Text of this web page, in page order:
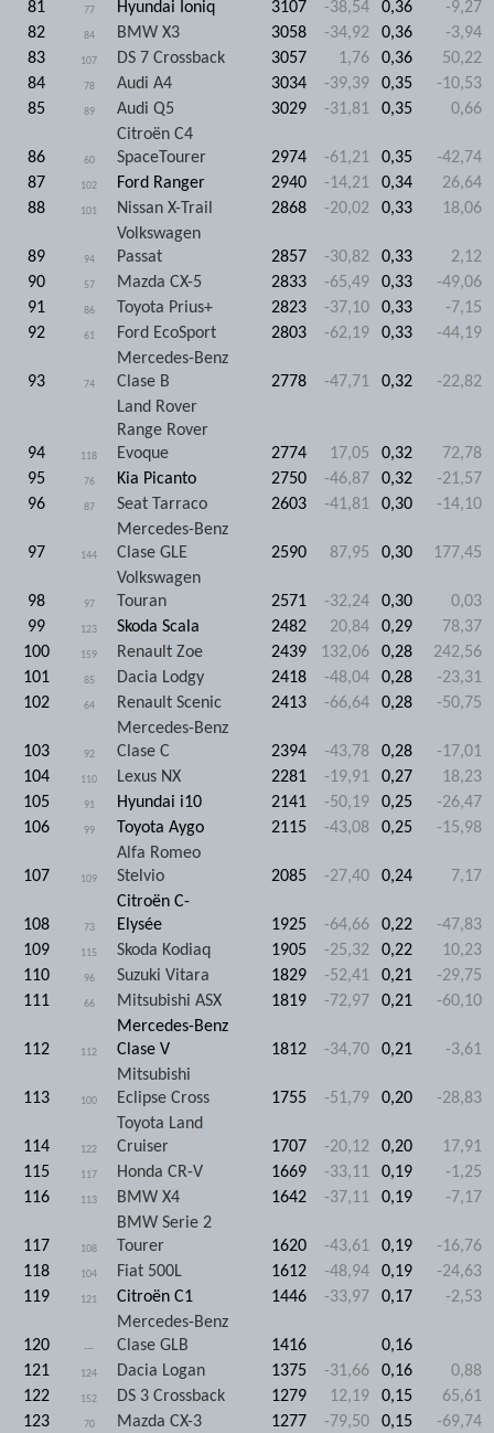
81 77 Hyundai Ioniq 3107 -38,54 0,36
-9,27
82
84 BMW X3 3058 -34,92 0,36
-3,94
83
107 DS 7 Crossback 3057 1,76 0,36
50,22
84
78 Audi A4 3034 -39,39 0,35
-10,53
85
89 Audi Q5 3029 -31,81 0,35 0,66
86 60
Citroën C4
SpaceTourer
2974 -61,21 0,35
-42,74
87
102 Ford Ranger 2940 -14,21 0,34
26,64
88
101 Nissan X-Trail 2868 -20,02 0,33 18,06
89 94
Volkswagen
Passat
2857 -30,82 0,33
2,12
90
57 Mazda CX-5 2833 -65,49 0,33
-49,06
91
86 Toyota Prius+ 2823 -37,10 0,33
-7,15
92
61 Ford EcoSport 2803 -62,19 0,33 -44,19
93 74
Mercedes-Benz
Clase B
2778 -47,71 0,32 -22,82
94 118
Land Rover
Range Rover
Evoque
2774 17,05 0,32
72,78
95
76 Kia Picanto 2750 -46,87 0,32
-21,57
96
87 Seat Tarraco 2603 -41,81 0,30 -14,10
97 144
Mercedes-Benz
Clase GLE
2590 87,95 0,30 177,45
98 97
Volkswagen
Touran
2571 -32,24 0,30
0,03
99
123 Skoda Scala 2482 20,84 0,29
78,37
100
159 Renault Zoe 2439 132,06 0,28
242,56
101
85 Dacia Lodgy 2418 -48,04 0,28
-23,31
102
64 Renault Scenic 2413 -66,64 0,28 -50,75
103 92
Mercedes-Benz
Clase C
2394 -43,78 0,28
-17,01
104
110 Lexus NX 2281 -19,91 0,27
18,23
105
91 Hyundai i10 2141 -50,19 0,25
-26,47
106
99 Toyota Aygo 2115 -43,08 0,25 -15,98
107 109
Alfa Romeo
Stelvio
2085 -27,40 0,24 7,17
108 73
Citroën C-
Elysée
1925 -64,66 0,22
-47,83
109
115 Skoda Kodiaq 1905 -25,32 0,22
10,23
110
96 Suzuki Vitara 1829 -52,41 0,21
-29,75
111
66 Mitsubishi ASX 1819 -72,97 0,21 -60,10
112 112
Mercedes-Benz
Clase V
1812 -34,70 0,21 -3,61
113 100
Mitsubishi
Eclipse Cross
1755 -51,79 0,20 -28,83
114 122
Toyota Land
Cruiser
1707 -20,12 0,20
17,91
115
117 Honda CR-V 1669 -33,11 0,19
-1,25
116
113 BMW X4 1642 -37,11 0,19 -7,17
117 108
BMW Serie 2
Tourer
1620 -43,61 0,19
-16,76
118
104 Fiat 500L 1612 -48,94 0,19
-24,63
119
121 Citroën C1 1446 -33,97 0,17 -2,53
120 ---
Mercedes-Benz
Clase GLB
1416
0,16
121
124 Dacia Logan 1375 -31,66 0,16
0,88
122
152 DS 3 Crossback 1279 12,19 0,15
65,61
123
70 Mazda CX-3 1277 -79,50 0,15
-69,74